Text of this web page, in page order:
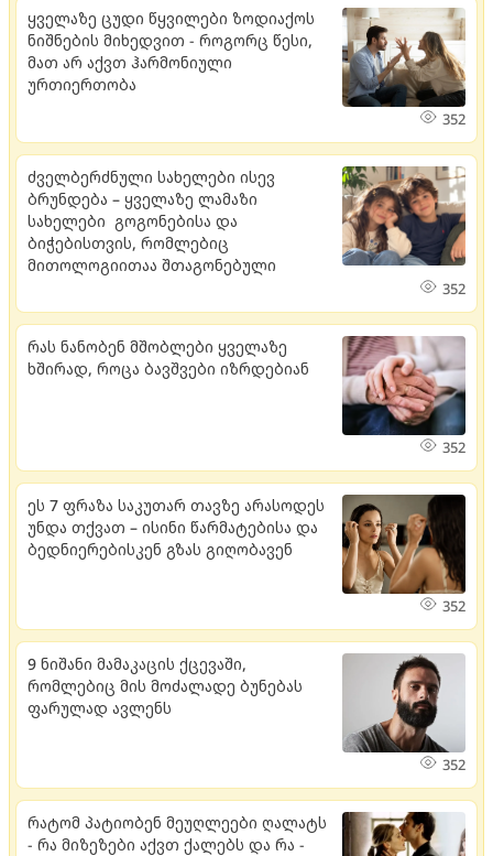
ყველაზე ცუდი წყვილები ზოდიაქოს
ნიშნების მიხედვით - როგორც წესი,
მათ არ აქვთ ჰარმონიული
ურთიერთობა
352
ძველბერძნული სახელები ისევ
ბრუნდება – ყველაზე ლამაზი
სახელები გოგონებისა და
ბიჭებისთვის, რომლებიც
მითოლოგიითაა შთაგონებული
352
რას ნანობენ მშობლები ყველაზე
ხშირად, როცა ბავშვები იზრდებიან
352
ეს 7 ფრაზა საკუთარ თავზე არასოდეს
უნდა თქვათ – ისინი წარმატებისა და
ბედნიერებისკენ გზას გიღობავენ
352
9 ნიშანი მამაკაცის ქცევაში,
რომლებიც მის მოძალადე ბუნებას
ფარულად ავლენს
352
რატომ პატიობენ მეუღლეები ღალატს
- რა მიზეზები აქვთ ქალებს და რა -